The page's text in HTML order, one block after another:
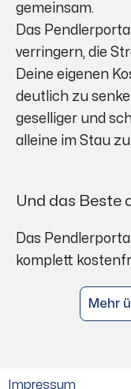
gemeinsam.
Das
verringern, die
Deine eigenen
deutlich zu
geselliger und
alleine im Stau
Und das Beste
Das
komplett
Mehr
Impressum